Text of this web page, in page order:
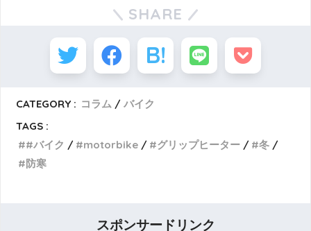
SHARE
CATEGORY : コラム
バイク
TAGS :
#バイク
motorbike グリップヒーター
冬
防寒
スポンサードリンク